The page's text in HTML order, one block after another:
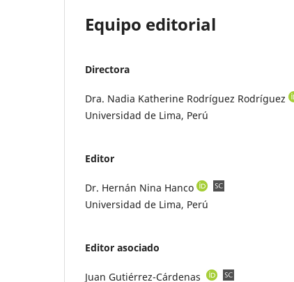
Equipo editorial
Directora
Dra. Nadia Katherine Rodríguez Rodríguez
Universidad de Lima, Perú
Editor
Dr. Hernán Nina Hanco
Universidad de Lima, Perú
Editor asociado
Juan Gutiérrez-Cárdenas